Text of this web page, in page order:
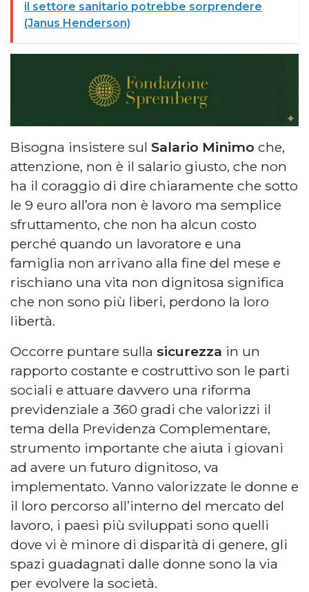
il settore sanitario potrebbe sorprendere
(Janus Henderson)
Bisogna insistere sul Salario Minimo che,
attenzione, non è il salario giusto, che non
ha il coraggio di dire chiaramente che sotto
le 9 euro all’ora non è lavoro ma semplice
sfruttamento, che non ha alcun costo
perché quando un lavoratore e una
famiglia non arrivano alla fine del mese e
rischiano una vita non dignitosa significa
che non sono più liberi, perdono la loro
libertà.
Occorre puntare sulla sicurezza in un
rapporto costante e costruttivo son le parti
sociali e attuare davvero una riforma
previdenziale a 360 gradi che valorizzi il
tema della Previdenza Complementare,
strumento importante che aiuta i giovani
ad avere un futuro dignitoso, va
implementato. Vanno valorizzate le donne e
il loro percorso all’interno del mercato del
lavoro, i paesi più sviluppati sono quelli
dove vi è minore di disparità di genere, gli
spazi guadagnati dalle donne sono la via
per evolvere la società.